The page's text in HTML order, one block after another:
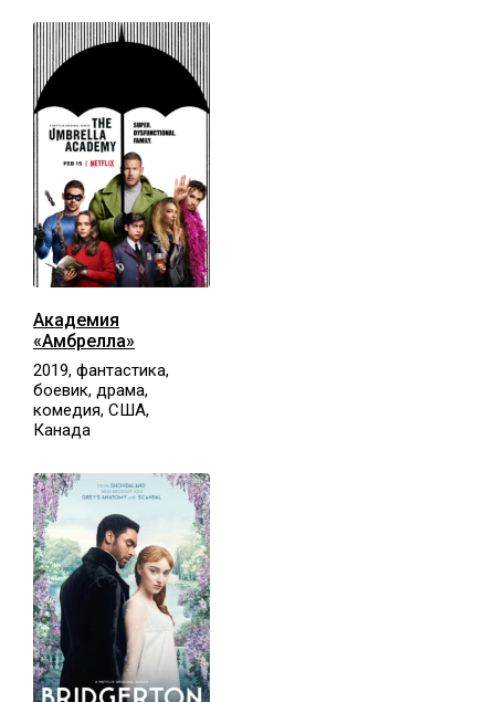
Академия
«Амбрелла»
2019, фантастика,
боевик, драма,
комедия, США,
Канада